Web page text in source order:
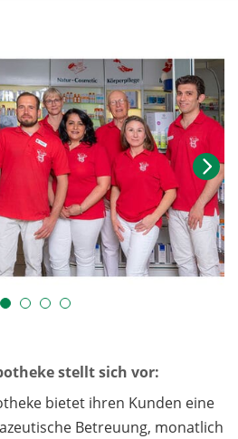
stellt sich vor:
bietet ihren Kunden eine
Betreuung, monatlich